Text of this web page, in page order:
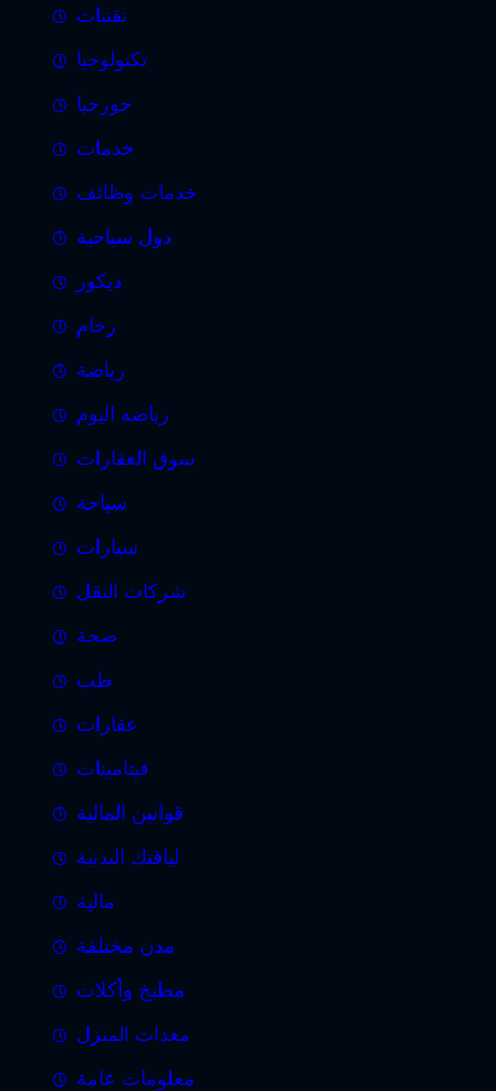
تقنيات
تكنولوجيا
جورجيا
خدمات
خدمات وظائف
دول سياحية
ديكور
رخام
رياضة
رياضه اليوم
سوق العقارات
سياحة
سيارات
شركات النقل
صحة
طب
عقارات
فيتامينات
قوانين المالية
لياقتك البدنية
مالية
مدن مختلفة
مطبخ وأكلات
معدات المنزل
معلومات عامة